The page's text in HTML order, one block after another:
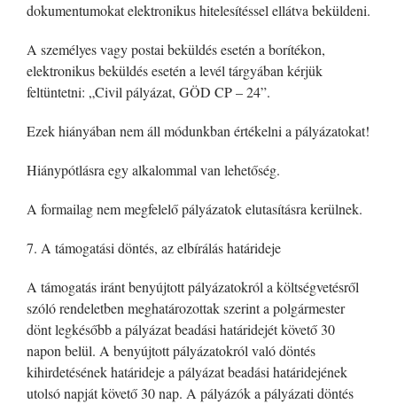
dokumentumokat elektronikus hitelesítéssel ellátva beküldeni.
A személyes vagy postai beküldés esetén a borítékon,
elektronikus beküldés esetén a levél tárgyában kérjük
feltüntetni: „Civil pályázat, GÖD CP – 24”.
Ezek hiányában nem áll módunkban értékelni a pályázatokat!
Hiánypótlásra egy alkalommal van lehetőség.
A formailag nem megfelelő pályázatok elutasításra kerülnek.
7. A támogatási döntés, az elbírálás határideje
A támogatás iránt benyújtott pályázatokról a költségvetésről
szóló rendeletben meghatározottak szerint a polgármester
dönt legkésőbb a pályázat beadási határidejét követő 30
napon belül. A benyújtott pályázatokról való döntés
kihirdetésének határideje a pályázat beadási határidejének
utolsó napját követő 30 nap. A pályázók a pályázati döntés